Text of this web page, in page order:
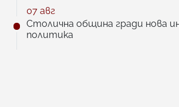
07 авг
Столична община гради нова
политика